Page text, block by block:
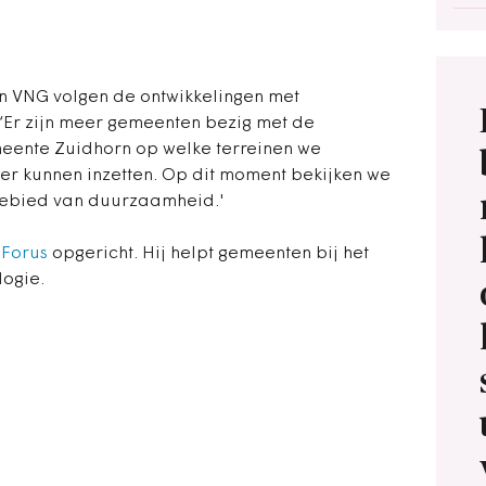
VNG volgen de ontwikkelingen met
zijn meer gemeenten bezig met de
Zuidhorn op welke terreinen we
kunnen inzetten. Op dit moment bekijken we
van duurzaamheid.'
opgericht. Hij helpt gemeenten bij het